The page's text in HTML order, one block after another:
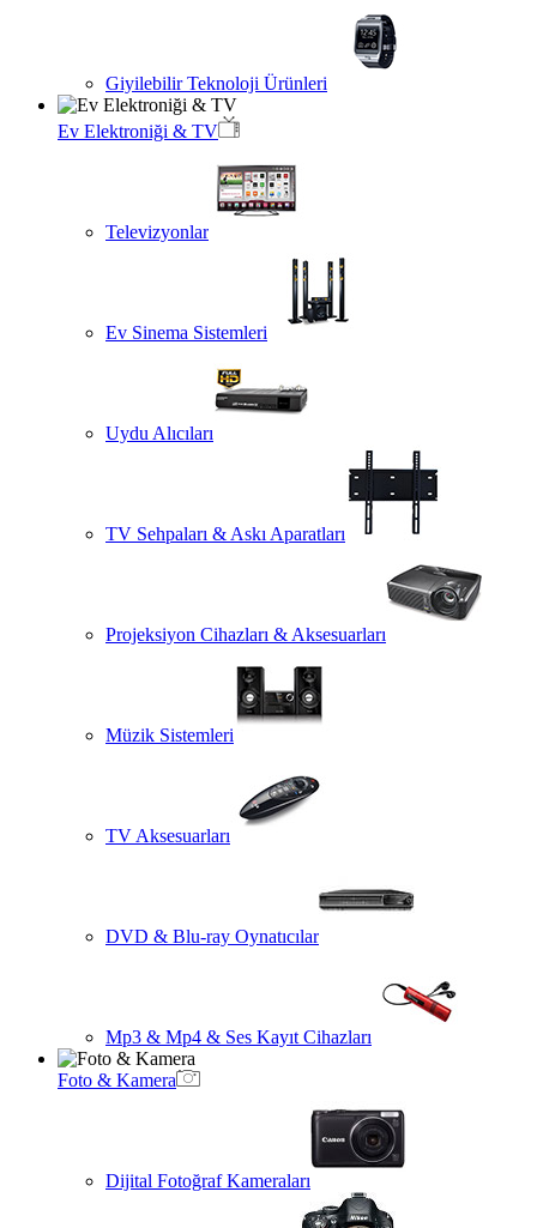
Giyilebilir Teknoloji Ürünleri
Ev Elektroniği & TV
Televizyonlar
Ev Sinema Sistemleri
Uydu Alıcıları
TV Sehpaları & Askı Aparatları
Projeksiyon Cihazları & Aksesuarları
Müzik Sistemleri
TV Aksesuarları
DVD & Blu-ray Oynatıcılar
Mp3 & Mp4 & Ses Kayıt Cihazları
Foto & Kamera
Dijital Fotoğraf Kameraları